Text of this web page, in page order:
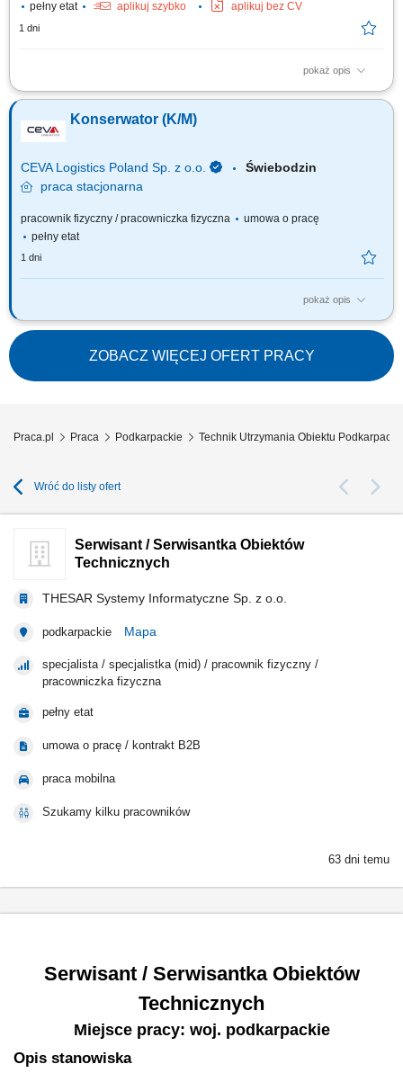
pełny etat aplikuj szybko aplikuj bez CV
1 dni
pokaż opis
Zakres obowiązków: Wykonywanie prac konserwacyjno-remontowych na
awarii / usterek; Monitorowanie stanu technicznego i eksploatacyjnego
urządzeń oraz sieci technicznych; Zapewnienie prawidłowego
Konserwator (K/M)
CEVA Logistics Poland Sp. z o.o.
Świebodzin
praca stacjonarna
pracownik fizyczny / pracowniczka fizyczna
umowa o pracę
pełny etat
1 dni
pokaż opis
Twój zakres obowiązków: Realizacja prac konserwacyjnych oraz
remontowych przenośników taśmowych; Wykonywanie prac
konserwacyjno - remontowych instalacji elektrycznych; Monitorowanie,
demontowanie oraz instalowanie różnego typu opraw oświetleniowych
oraz ich konserwacja; Diagnozowanie,...
ZOBACZ WIĘCEJ OFERT PRACY
Praca.pl Praca Podkarpackie Technik Utrzymania Obiektu
Wróć do listy ofert
Serwisant / Serwisantka Obiektów
Technicznych
THESAR Systemy Informatyczne Sp. z o.o.
podkarpackie Mapa
specjalista / specjalistka (mid) / pracownik fizyczny /
pracowniczka fizyczna
pełny etat
umowa o pracę / kontrakt B2B
praca mobilna
Szukamy kilku pracowników
63 dni temu
Serwisant / Serwisantka Obiektów
Technicznych
Miejsce pracy: woj. podkarpackie
Opis stanowiska